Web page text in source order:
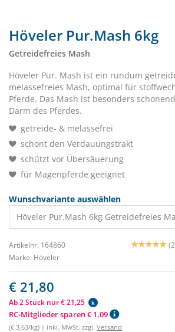
Höveler Pur.Mash 6kg
Getreidefreies Mash
Höveler Pur. Mash ist ein rundum
melassefreies Mash, optimal für
Pferde. Das Mash ist besonders
Darm des Pferdes.
getreide- & melassefrei
schont den Verdauungstrakt
schützt vor Übersäuerung
für Magenpferde geeignet
Wunschvariante auswählen
Artikelnr. 164860
Marke: Höveler
€ 21,80
Ab 2 Stück nur € 21,25 k
RC-Mitglieder sparen € 1,09
(€ 3,63/kg) | inkl. MwSt. zzgl. Versand